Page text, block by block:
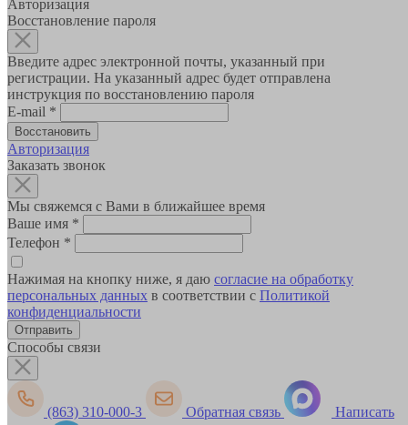
Авторизация
Восстановление пароля
Введите адрес электронной почты, указанный при
регистрации. На указанный адрес будет отправлена
инструкция по восстановлению пароля
E-mail *
Авторизация
Заказать звонок
Мы свяжемся с Вами в ближайшее время
Ваше имя *
Телефон *
Нажимая на кнопку ниже, я даю согласие на обработку
персональных данных в соответствии с Политикой
конфиденциальности
Способы связи
(863) 310-000-3 Обратная связь Написать